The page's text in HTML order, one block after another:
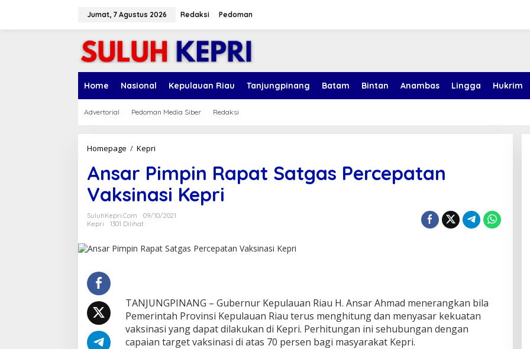
Jumat, 7 Agustus 2026 Redaksi Pedoman
Home Nasional Kepulauan Riau Tanjungpinang Batam Bintan Anambas Lingga Hukrim
Advertorial Pedoman Media Siber Redaksi
Homepage / Kepri
s
a
r
P
i
n
a
t
S
a
t
Ansar Pimpin Rapat Satgas Percepatan
Vaksinasi Kepri
SuluhKepri.com
09/10/2021
Kepri
1301 Dilihat
TANJUNGPINANG – Gubernur Kepulauan Riau H. Ansar Ahmad menerangkan bila
Pemerintah Provinsi Kepulauan Riau terus menghitung dan menyasar kekuatan
vaksinasi yang dapat dilakukan di Kepri. Perhitungan ini sehubungan dengan
capaian target vaksinasi di atas 70 persen bagi masyarakat Kepri.